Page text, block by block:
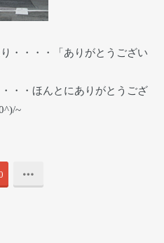
・・・・「ありがとうござい
・・ほんとにありがとうござ
~